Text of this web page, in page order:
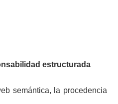
estructurada
semántica, la procedencia